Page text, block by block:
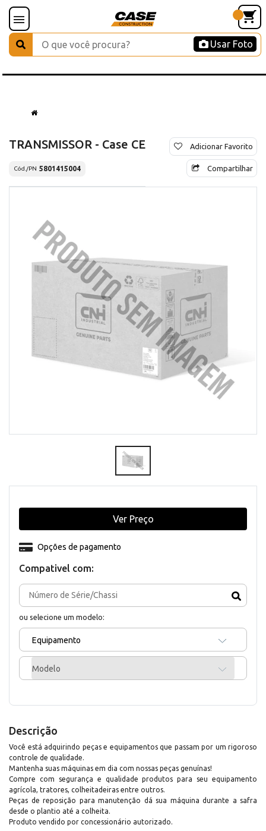
Usar Foto
TRANSMISSOR - Case CE
Cód./PN 5801415004
Adicionar Favorito
Compartilhar
Compativel com:
ou selecione um modelo:
Equipamento
Modelo
Opções de pagamento
Ver Preço
Descrição
Você está adquirindo peças e equipamentos que passam por um rigoroso
controle de qualidade.
Mantenha suas máquinas em dia com nossas peças genuínas!
Compre com segurança e qualidade produtos para seu equipamento
agrícola, tratores, colheitadeiras entre outros.
Peças de reposição para manutenção dá sua máquina durante a safra
desde o plantio até a colheita.
Produto vendido por concessionário autorizado.